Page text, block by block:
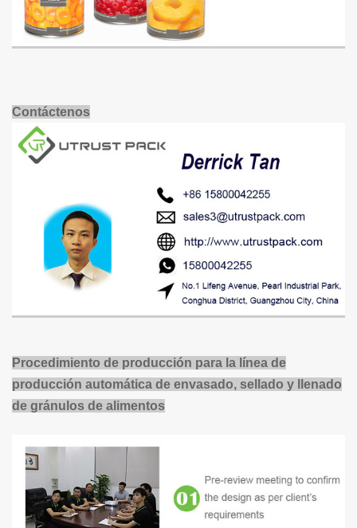
Contáctenos
Procedimiento de producción para la línea de
producción automática de envasado, sellado y llenado
de gránulos de alimentos